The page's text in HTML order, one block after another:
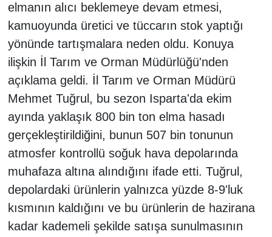
elmanın alıcı beklemeye devam etmesi,
kamuoyunda üretici ve tüccarın stok yaptığı
yönünde tartışmalara neden oldu. Konuya
ilişkin İl Tarım ve Orman Müdürlüğü'nden
açıklama geldi. İl Tarım ve Orman Müdürü
Mehmet Tuğrul, bu sezon Isparta'da ekim
ayında yaklaşık 800 bin ton elma hasadı
gerçekleştirildiğini, bunun 507 bin tonunun
atmosfer kontrollü soğuk hava depolarında
muhafaza altına alındığını ifade etti. Tuğrul,
depolardaki ürünlerin yalnızca yüzde 8-9'luk
kısmının kaldığını ve bu ürünlerin de hazirana
kadar kademeli şekilde satışa sunulmasının